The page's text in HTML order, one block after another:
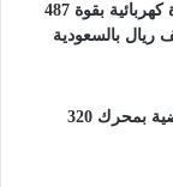
فورد موستنج ماك E.. سيارة كهربائية بقوة 487
أكيورا إنتيجرا.. هاتشباك رياضية بمحرك 320